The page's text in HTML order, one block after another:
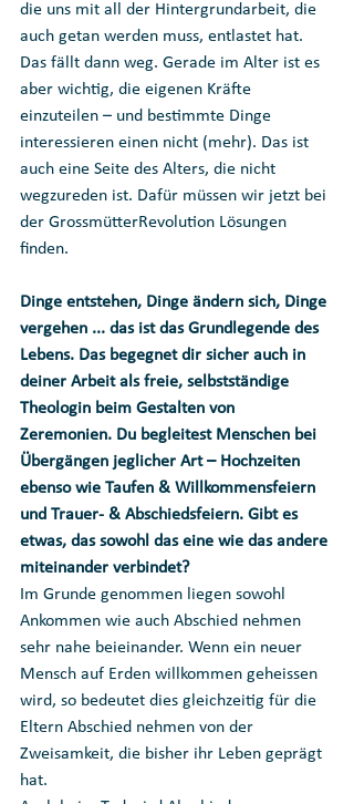
die uns mit all der Hintergrundarbeit, die
auch getan werden muss, entlastet hat.
Das fällt dann weg. Gerade im Alter ist es
aber wichtig, die eigenen Kräfte
einzuteilen – und bestimmte Dinge
interessieren einen nicht (mehr). Das ist
auch eine Seite des Alters, die nicht
wegzureden ist. Dafür müssen wir jetzt bei
der GrossmütterRevolution Lösungen
finden.
Dinge entstehen, Dinge ändern sich, Dinge
vergehen ... das ist das Grundlegende des
Lebens. Das begegnet dir sicher auch in
deiner Arbeit als freie, selbstständige
Theologin beim Gestalten von
Zeremonien. Du begleitest Menschen bei
Übergängen jeglicher Art – Hochzeiten
ebenso wie Taufen & Willkommensfeiern
und Trauer- & Abschiedsfeiern. Gibt es
etwas, das sowohl das eine wie das andere
miteinander verbindet?
Im Grunde genommen liegen sowohl
Ankommen wie auch Abschied nehmen
sehr nahe beieinander. Wenn ein neuer
Mensch auf Erden willkommen geheissen
wird, so bedeutet dies gleichzeitig für die
Eltern Abschied nehmen von der
Zweisamkeit, die bisher ihr Leben geprägt
hat.